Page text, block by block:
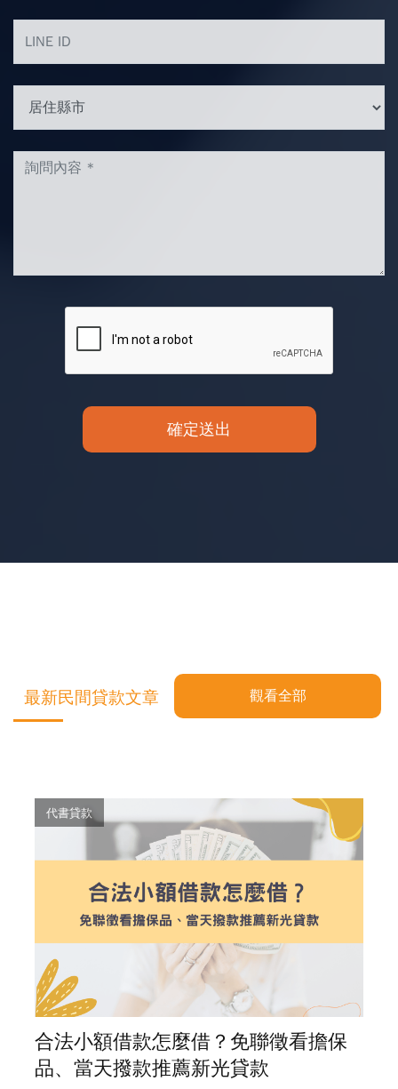
確定送出
最新民間貸款文章 觀看全部
代書貸款
合法小額借款怎麼借？免聯徵看擔保
品、當天撥款推薦新光貸款